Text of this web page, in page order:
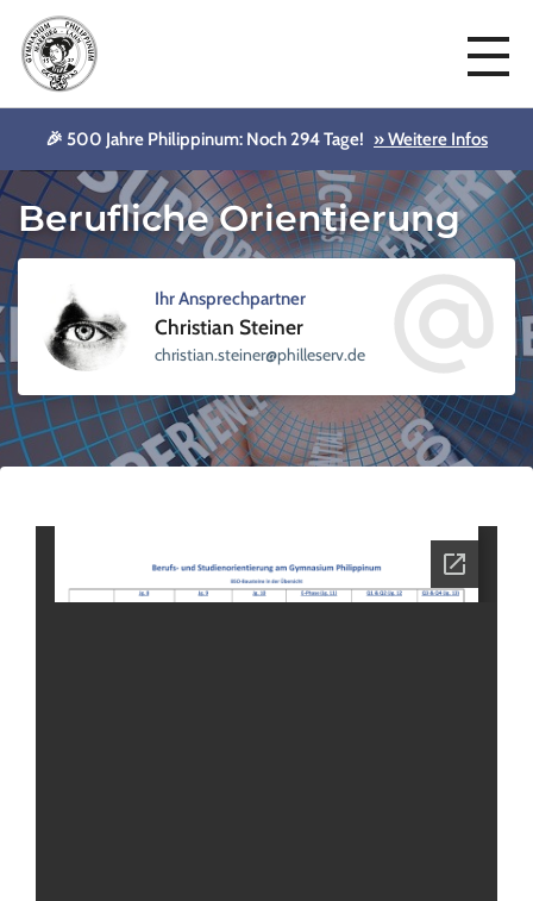
🎉 500 Jahre Philippinum: Noch 294 Tage! » Weitere Infos
DU und WIR
Berufliche Orientierung
Ihr Ansprechpartner
Christian Steiner
ed.vre
sellihp@reniets.naitsirhc